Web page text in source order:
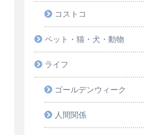
コストコ
ペット・猫・犬・動物
ライフ
ゴールデンウィーク
人間関係